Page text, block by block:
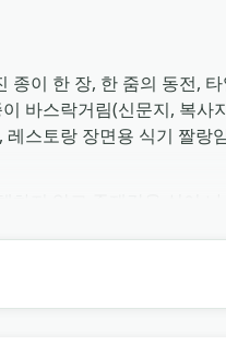
이 한 장, 한 줌의 동전,
바스락거림(신문지, 복사
스토랑 장면용 식기 짤랑
습니다. 저작권 없는 MP3